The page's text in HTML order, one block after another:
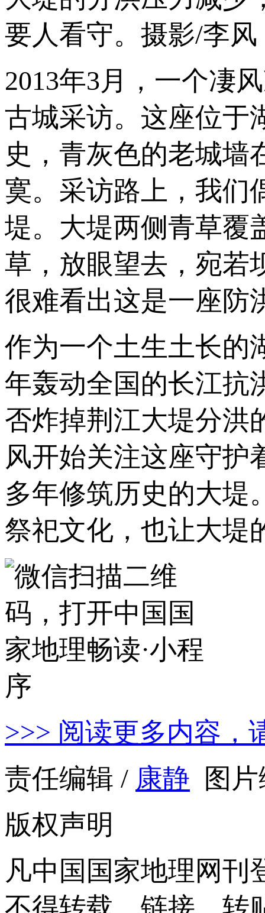
要人看守。摄影/李风
2013年3月，一个凄
古城采访。这座位于
史，青灰色的老城墙
寞。采访路上，我们
堤。大堤两侧青草覆
草，放眼望去，宛若
很难看出这是一座防
作为一个土生土长的
年轰动全国的长江抗
否炸掉荆江大堤分洪
风开始关注这座守护
多年修筑历史的大堤
祭祀文化，也让大堤
>>> 阅读更多内容，
责任编辑 / 康静 图
版权声明
凡中国国家地理网刊